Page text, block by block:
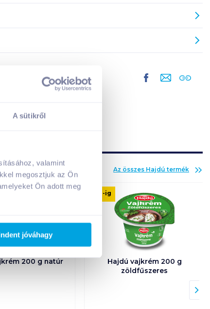
A sütikről
valamint
megosztjuk az Ön
Ön adott meg
jóváhagy
A kosarad jelenleg üres.
Az összes Hajdú termék
200 g natúr
Hajdú vajkrém 200 g
zöldfűszeres
-ig